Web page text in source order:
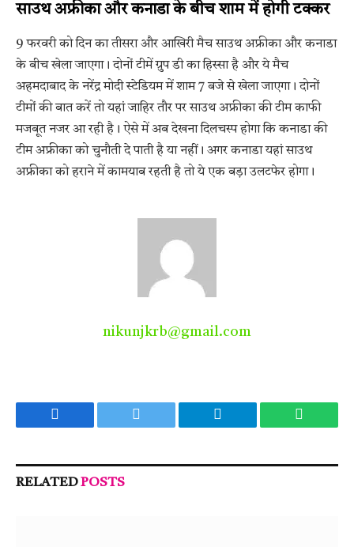
साउथ अफ्रीका और कनाडा के बीच शाम में होगी टक्कर
9 फरवरी को दिन का तीसरा और आखिरी मैच साउथ अफ्रीका और कनाडा
के बीच खेला जाएगा। दोनों टीमें ग्रुप डी का हिस्सा है और ये मैच
अहमदाबाद के नरेंद्र मोदी स्टेडियम में शाम 7 बजे से खेला जाएगा। दोनों
टीमों की बात करें तो यहां जाहिर तौर पर साउथ अफ्रीका की टीम काफी
मजबूत नजर आ रही है। ऐसे में अब देखना दिलचस्प होगा कि कनाडा की
टीम अफ्रीका को चुनौती दे पाती है या नहीं। अगर कनाडा यहां साउथ
अफ्रीका को हराने में कामयाब रहती है तो ये एक बड़ा उलटफेर होगा।
nikunjkrb@gmail.com
Facebook Twitter Telegram
RELATEDPOSTS